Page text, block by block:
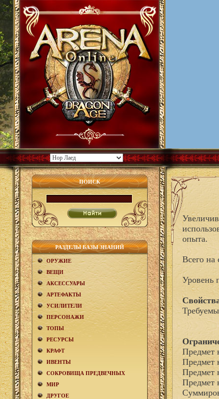
ПОИСК
РАЗДЕЛЫ БАЗЫ ЗНАНИЙ
ОРУЖИЕ
ВЕЩИ
АКCЕСCУАРЫ
АРТЕФАКТЫ
УСИЛИТЕЛИ
ПЕРСОНАЖИ
ТОПЫ
РЕСУРСЫ
КРАФТ
ИВЕНТЫ
СОКРОВИЩА ПРЕДВЕЧНЫХ
МИР
ДРУГОЕ
опыта.
Всего на
Уровень
Предмет
Предмет
Предмет
Предмет